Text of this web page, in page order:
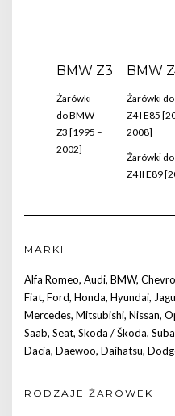
BMW Z3
Żarówki
do BMW
Z3 [1995 –
2002]
BMW
Żarówki
Z4 I E85
2008]
Żarówki
Z4 II E89
MARKI
Alfa Romeo, Audi, BMW,
Fiat, Ford, Honda, Hyundai,
Mercedes, Mitsubishi, Nissan,
Saab, Seat, Skoda / Škoda,
Dacia, Daewoo, Daihatsu,
RODZAJE ŻARÓWEK